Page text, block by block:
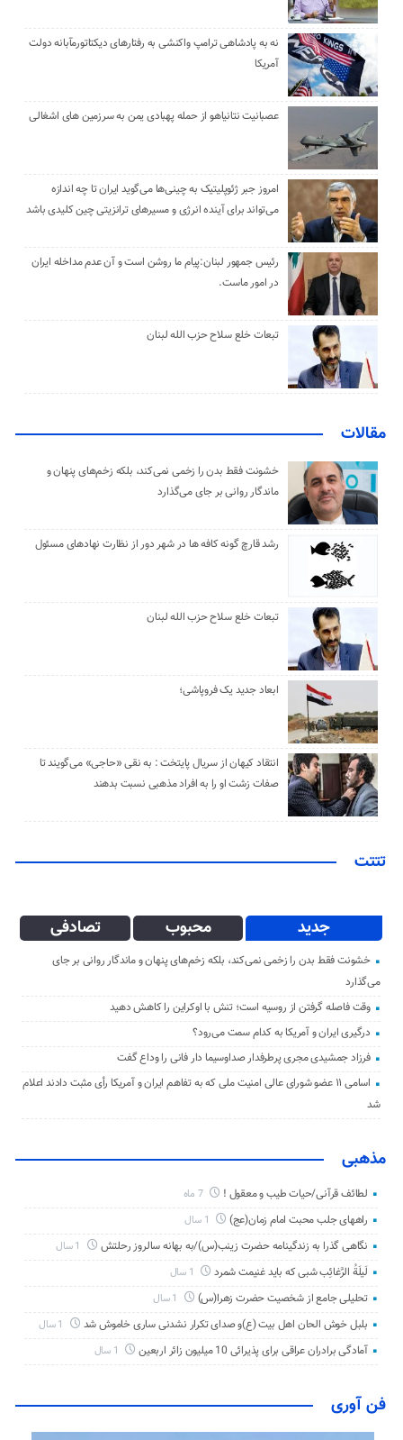
نه به پادشاهی ترامپ واکنشی به رفتارهای دیکتاتورمآبانه دولت
آمریکا
عصبانیت نتانیاهو از حمله پهبادی یمن به سرزمین های اشغالی
امروز جبر ژئوپلیتیک به چینی‌ها می‌گوید ایران تا چه اندازه
می‌تواند برای آینده انرژی و مسیرهای ترانزیتی چین کلیدی باشد
رئیس جمهور لبنان:پیام ما روشن است و آن عدم مداخله ایران
در امور ماست.
تبعات خلع سلاح حزب الله لبنان
مقالات
خشونت فقط بدن را زخمی نمی‌کند، بلکه زخم‌های پنهان و
ماندگار روانی بر جای می‌گذارد
رشد قارچ گونه کافه ها در شهر دور از نظارت نهادهای مسئول
تبعات خلع سلاح حزب الله لبنان
ابعاد جدید یک فروپاشی؛
انتقاد کیهان از سریال پایتخت : به نقی «حاجی» می‌گویند تا
صفات زشت او را به افراد مذهبی نسبت بدهند
تتتت
جدید محبوب تصادفی
خشونت فقط بدن را زخمی نمی‌کند، بلکه زخم‌های پنهان و ماندگار روانی بر جای
می‌گذارد
وقت فاصله گرفتن از روسیه است؛ تنش با اوکراین را کاهش دهید
درگیری ایران و آمریکا به کدام سمت می‌رود؟
فرزاد جمشیدی مجری پرطرفدار صداوسیما دار فانی را وداع گفت
اسامی ۱۱ عضو شورای عالی امنیت ملی که به تفاهم ایران و آمریکا رأی مثبت دادند اعلام
شد
مذهبی
لطائف قرآنی/حیات طیب و معقول ! 7 ماه
راههای جلب محبت امام زمان(عج)
نگاهی گذرا به زندگینامه حضرت زینب(س)/به بهانه سالروز رحلتش
لَیلَةُ الرَّغائِب شبی که باید غنیمت شمرد
تحلیلی جامع از شخصیت حضرت زهرا(س)
بلبل خوش الحان اهل بیت (ع)و صدای تکرار نشدنی ساری خاموش شد
آمادگی برادران عراقی برای پذیرائی 10 میلیون زائر اربعین
فن آوری